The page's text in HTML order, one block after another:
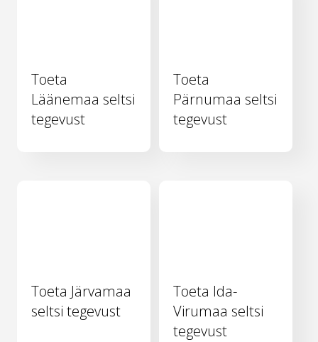
Toeta
Läänemaa seltsi
tegevust
Toeta
Pärnumaa seltsi
tegevust
Toeta Järvamaa
seltsi tegevust
Toeta Ida-
Virumaa seltsi
tegevust